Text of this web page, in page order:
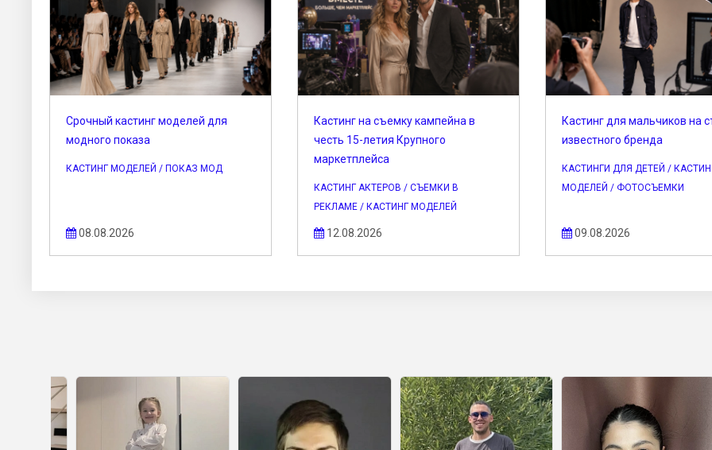
Срочный кастинг моделей для
модного показа
КАСТИНГ МОДЕЛЕЙ / ПОКАЗ МОД
08.08.2026
Кастинг на съемку кампейна в
честь 15-летия Крупного
маркетплейса
КАСТИНГ АКТЕРОВ / СЪЕМКИ В
РЕКЛАМЕ / КАСТИНГ МОДЕЛЕЙ
12.08.2026
Кастинг для мальчиков на
известного бренда
КАСТИНГИ ДЛЯ ДЕТЕЙ /
МОДЕЛЕЙ / ФОТОСЪЕМКИ
09.08.2026